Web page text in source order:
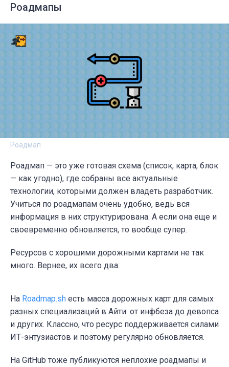
Роадмапы
Роадмап
Роадмап — это уже готовая схема (список, карта, блок
— как угодно), где собраны все актуальные
технологии, которыми должен владеть разработчик.
Учиться по роадмапам очень удобно, ведь вся
информация в них структурирована. А если она еще и
своевременно обновляется, то вообще супер.
Ресурсов с хорошими дорожными картами не так
много. Вернее, их всего два:
На Roadmap.sh есть масса дорожных карт для самых
разных специализаций в Айти: от инфбеза до девопса
и других. Классно, что ресурс поддерживается силами
ИТ-энтузиастов и поэтому регулярно обновляется.
На GitHub тоже публикуются неплохие роадмапы и